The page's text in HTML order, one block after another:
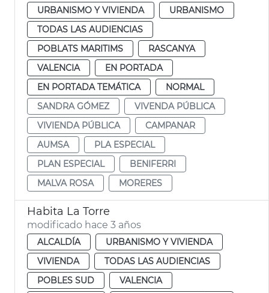
URBANISMO Y VIVIENDA
URBANISMO
TODAS LAS AUDIENCIAS
POBLATS MARITIMS
RASCANYA
VALENCIA
EN PORTADA
EN PORTADA TEMÁTICA
NORMAL
SANDRA GÓMEZ
VIVENDA PÚBLICA
VIVIENDA PÚBLICA
CAMPANAR
AUMSA
PLA ESPECIAL
PLAN ESPECIAL
BENIFERRI
MALVA ROSA
MORERES
Habita La Torre
modificado hace 3 años
ALCALDÍA
URBANISMO Y VIVIENDA
VIVIENDA
TODAS LAS AUDIENCIAS
POBLES SUD
VALENCIA